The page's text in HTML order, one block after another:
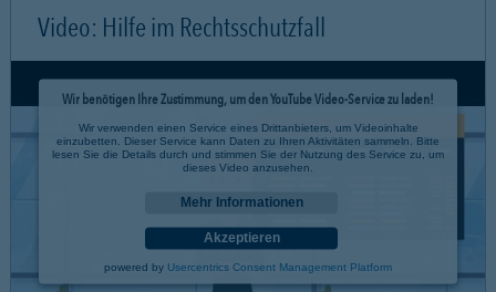
Video: Hilfe im Rechtsschutzfall
Wir benötigen Ihre Zustimmung, um den YouTube Video-Service zu laden!
Wir verwenden einen Service eines Drittanbieters, um Videoinhalte
einzubetten. Dieser Service kann Daten zu Ihren Aktivitäten sammeln. Bitte
lesen Sie die Details durch und stimmen Sie der Nutzung des Service zu, um
dieses Video anzusehen.
Mehr Informationen
Akzeptieren
powered by Usercentrics Consent Management Platform